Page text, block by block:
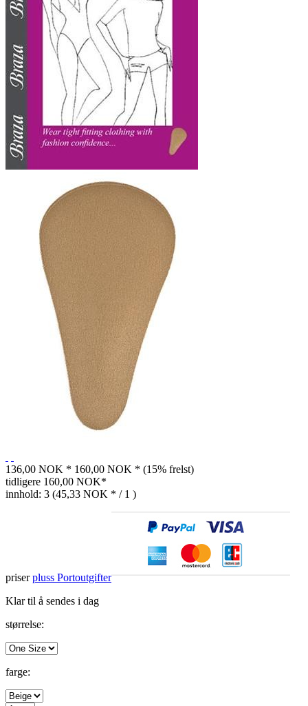
136,00 NOK * 160,00 NOK * (15% frelst)
tidligere 160,00 NOK*
innhold: 3 (45,33 NOK * / 1 )
priserpluss Portoutgifter
Klar til å sendes i dag
størrelse:
farge: